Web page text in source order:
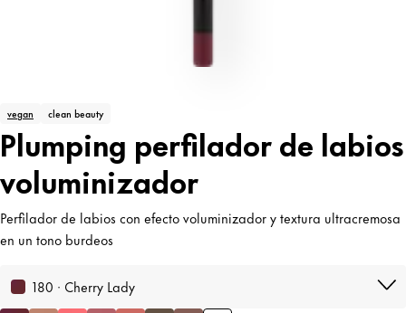
vegan clean beauty
Plumping perfilador de labios
voluminizador
Perfilador de labios con efecto voluminizador y textura ultracremosa
en un tono burdeos
180 · Cherry Lady